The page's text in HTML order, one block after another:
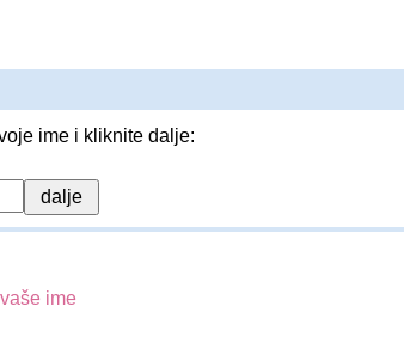
ime i kliknite dalje:
ime